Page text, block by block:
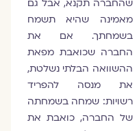
שהחברה תקנא, אבל גם
מאמינה שהיא תשמח
בשמחתך. אם את
החברה שכואבת מפאת
ההשוואה הבלתי נשלטת,
את מנסה להפריד
רשויות: שמחה בשמחתה
של החברה, כואבת את